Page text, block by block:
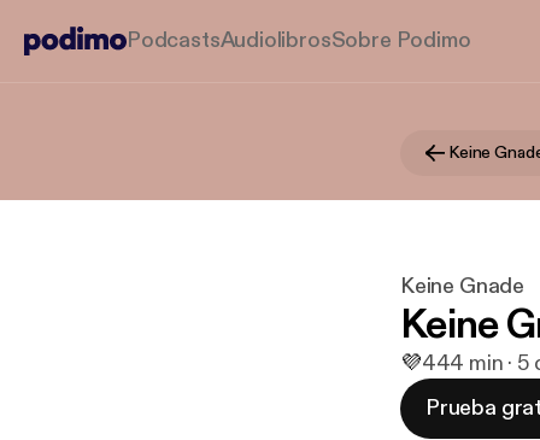
PodcastsAudiolibrosSobre Podimo
Keine
Keine Gnade
Keine
💜444 min ·
Prueba